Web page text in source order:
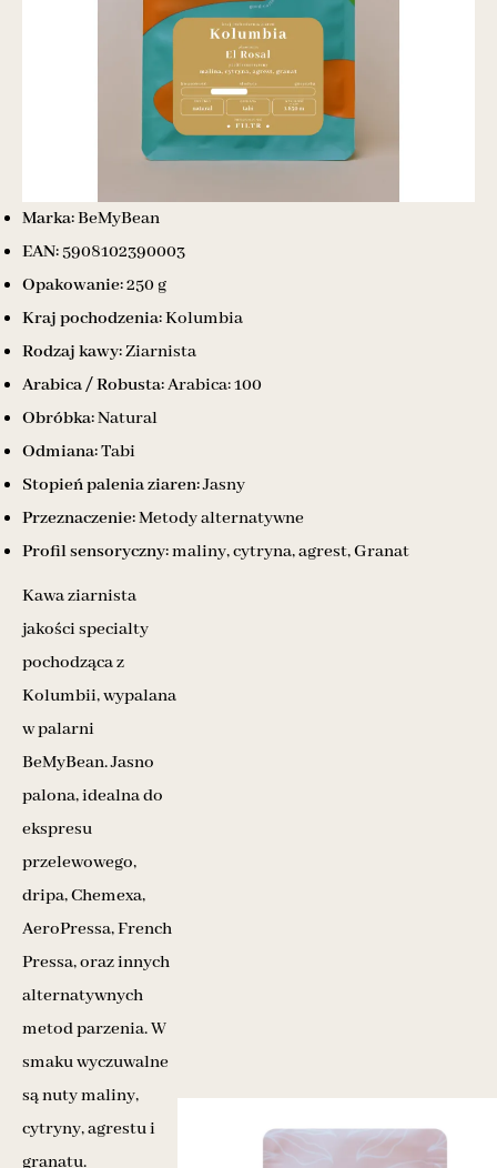
Marka:BeMyBean
EAN:5908102390003
Opakowanie:250 g
Kraj pochodzenia:Kolumbia
Rodzaj kawy:Ziarnista
Arabica / Robusta:Arabica: 100
Obróbka:Natural
Odmiana:Tabi
Stopień palenia ziaren:Jasny
Przeznaczenie:Metody alternatywne
Profil sensoryczny:maliny, cytryna, agrest, Granat
Kawa ziarnista
jakości specialty
pochodząca z
Kolumbii, wypalana
w palarni
BeMyBean. Jasno
palona, idealna do
ekspresu
przelewowego,
dripa, Chemexa,
AeroPressa, French
Pressa, oraz innych
alternatywnych
metod parzenia. W
smaku wyczuwalne
są nuty maliny,
cytryny, agrestu i
granatu.